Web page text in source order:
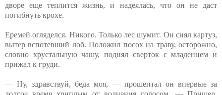
дворе еще теплится жизнь, и надеялась, что он не даст
погибнуть крохе.
Еремей огляделся. Никого. Только лес шумит. Он снял картуз,
вытер вспотевший лоб. Положил посох на траву, осторожно,
словно хрустальную чашу, поднял сверток с младенцем и
прижал к груди.
— Ну, здравствуй, беда моя, — прошептал он впервые за